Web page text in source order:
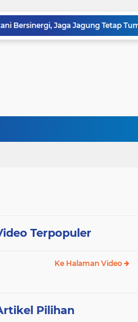
Melakukan Pendampingan
Gelar Giat Kampung Pancasila
Terpopuler
Ke Halaman Video
Pilihan